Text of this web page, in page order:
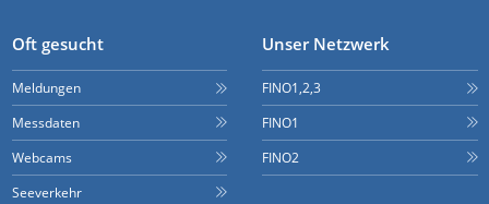
Oft gesucht
Meldungen
Messdaten
Webcams
Seeverkehr
Unser Netzwerk
FINO1,2,3
FINO1
FINO2